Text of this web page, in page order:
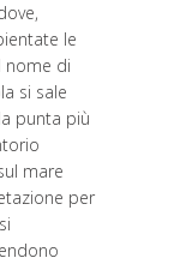
le
nome di
si sale
la punta più
mare
per